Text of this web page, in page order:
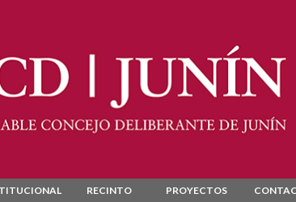
RECINTO PROYECTOS